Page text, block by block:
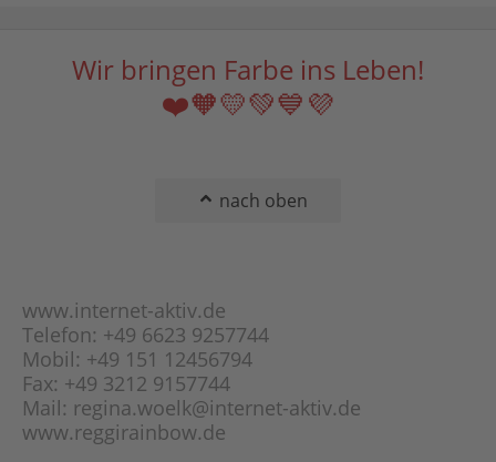
Wir bringen Farbe ins Leben!
❤️🧡💛💚💙💜
nach oben
www.internet-aktiv.de
Telefon: +49 6623 9257744
Mobil: +49 151 12456794
Fax: +49 3212 9157744
Mail: regina.woelk@internet-aktiv.de
www.reggirainbow.de